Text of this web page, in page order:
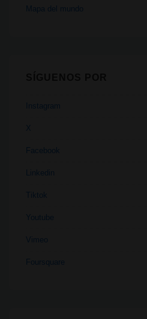
Mapa del mundo
Instagram
X
Facebook
Linkedin
Tiktok
Youtube
Vimeo
Foursquare